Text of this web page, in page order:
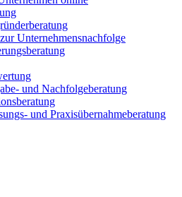
Unternehmensnachfolge
und Nachfolgeberatung
und Praxisübernahmeberatung